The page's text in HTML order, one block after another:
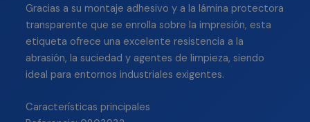
Gracias a su montaje adhesivo y a la lámina protectora
transparente que se enrolla sobre la impresión, esta
etiqueta ofrece una excelente resistencia a la
abrasión, la suciedad y agentes de limpieza, siendo
ideal para entornos industriales exigentes.
Características principales